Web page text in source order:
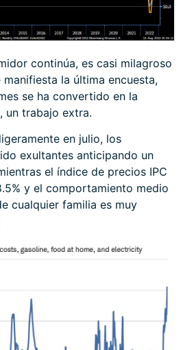
continúa, es casi milagroso
la última encuesta,
se ha convertido en la
un trabajo extra.
en julio, los
exultantes anticipando un
el índice de precios IPC
y el comportamiento medio
cualquier familia es muy